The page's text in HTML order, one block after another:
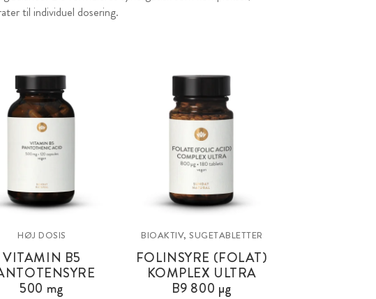
til individuel dosering.
HØJ DOSIS
VITAMIN B5
500 mg
BIOAKTIV, SUGETABLETTER
FOLINSYRE (FOLAT)
KOMPLEX ULTRA
B9 800 µg